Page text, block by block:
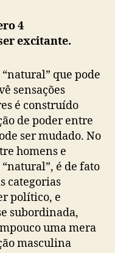
4
excitante.
que pode
sensações
é construído
de poder entre
ser mudado. No
homens e
é de fato
categorias
político, e
subordinada,
uma mera
masculina